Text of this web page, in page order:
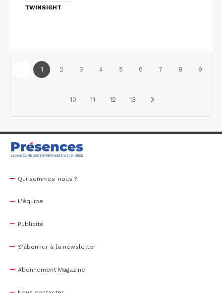
TWINSIGHT
1 2 3 4 5 6 7 8 9
10 11 12 13
Qui sommes-nous ?
L'équipe
Publicité
S'abonner à la newsletter
Abonnement Magazine